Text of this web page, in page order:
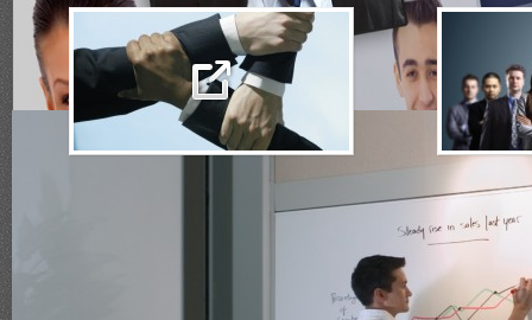
Las ventajas de Added Value –
largo de todo el proceso, tanto para el
búsqueda
no pone
Una